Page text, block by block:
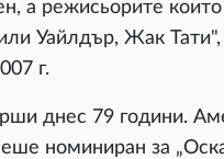
а режисьорите
Уайлдър, Жак
г.
днес 79 години.
номиниран за